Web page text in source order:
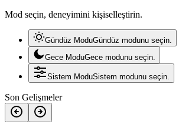
Mod seçin, deneyimini kişiselleştirin.
Gündüz ModuGündüz modunu seçin.
Gece ModuGece modunu seçin.
Sistem ModuSistem modunu seçin.
Son Gelişmeler